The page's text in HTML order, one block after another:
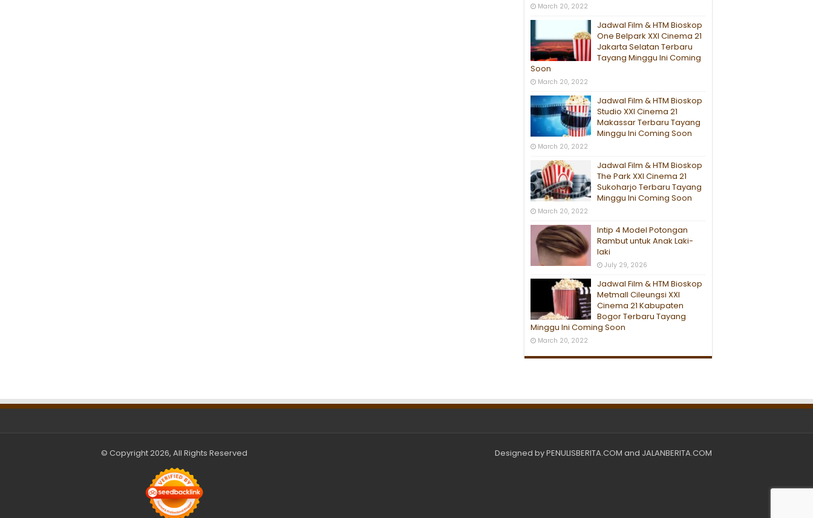
March 20, 2022
Jadwal Film & HTM Bioskop
One Belpark XXI Cinema 21
Jakarta Selatan Terbaru
Tayang Minggu Ini Coming
Soon
March 20, 2022
Jadwal Film & HTM Bioskop
Studio XXI Cinema 21
Makassar Terbaru Tayang
Minggu Ini Coming Soon
March 20, 2022
Jadwal Film & HTM Bioskop
The Park XXI Cinema 21
Sukoharjo Terbaru Tayang
Minggu Ini Coming Soon
March 20, 2022
Intip 4 Model Potongan
Rambut untuk Anak Laki-
laki
July 29, 2026
Jadwal Film & HTM Bioskop
Metmall Cileungsi XXI
Cinema 21 Kabupaten
Bogor Terbaru Tayang
Minggu Ini Coming Soon
March 20, 2022
Designed byPENULISBERITA.COM and JALANBERITA.COM
© Copyright 2026, All Rights Reserved